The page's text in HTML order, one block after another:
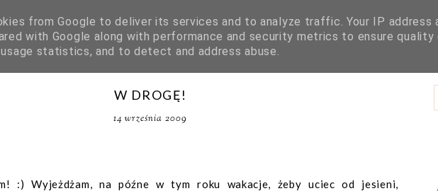
WSPÓŁPRACA
W DROGĘ!
14 września 2009
:) Wyjeżdżam, na późne w tym roku wakacje, żeby uciec od jesieni,
from Google to deliver its services and to analyze traffic. Your IP address
with Google along with performance and security metrics to ensure quality
statistics, and to detect and address abuse.